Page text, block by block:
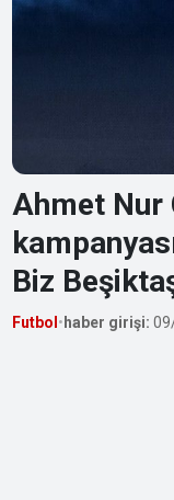
Ahmet Nur
Biz
Futbol • haber girişi: